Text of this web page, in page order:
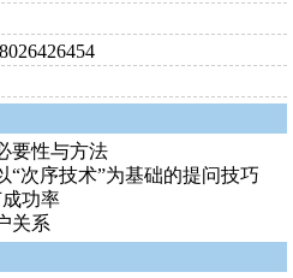
要性与方法
“次序技术”为基础的提问技巧
功率
关系